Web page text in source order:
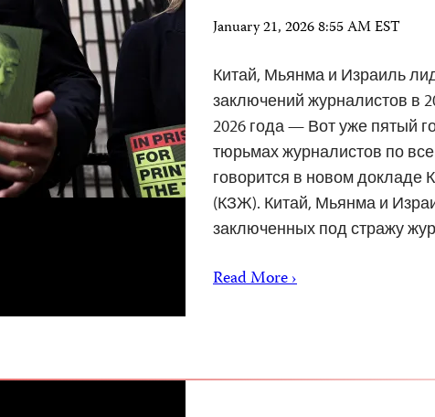
January 21, 2026 8:55 AM EST
Китай, Мьянма и Израиль
заключений журналистов в
2026 года — Вот уже пятый
тюрьмах журналистов по
говорится в новом докладе
(КЗЖ). Китай, Мьянма и
заключенных под стражу
Read More ›